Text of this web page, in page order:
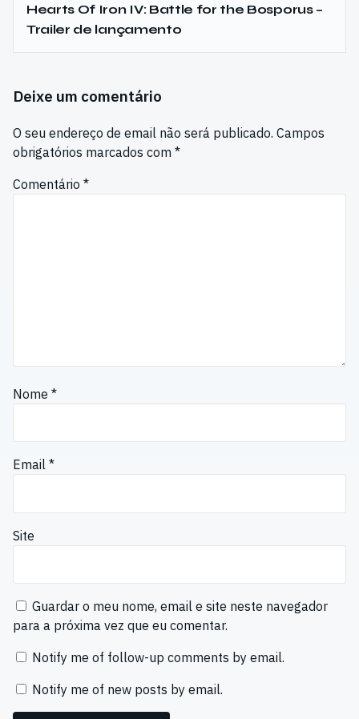
Hearts Of Iron IV: Battle for the Bosporus –
Trailer de lançamento
Deixe um comentário
O seu endereço de email não será publicado. Campos
obrigatórios marcados com *
Comentário *
Nome *
Email *
Site
Guardar o meu nome, email e site neste navegador
para a próxima vez que eu comentar.
Notify me of follow-up comments by email.
Notify me of new posts by email.